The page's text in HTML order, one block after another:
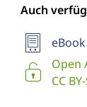
Auch
Open
CC